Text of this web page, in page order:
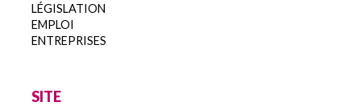
LÉGISLATION
EMPLOI
ENTREPRISES
SITE